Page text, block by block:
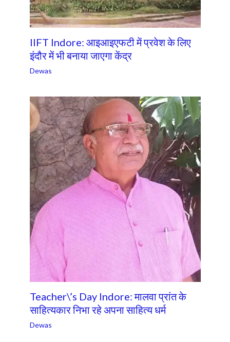
IIFT Indore: आइआइएफटी में प्रवेश के लिए
इंदौर में भी बनाया जाएगा केंद्र
Dewas
Teacher\’s Day Indore: मालवा प्रांत के
साहित्यकार निभा रहे अपना साहित्य धर्म
Dewas